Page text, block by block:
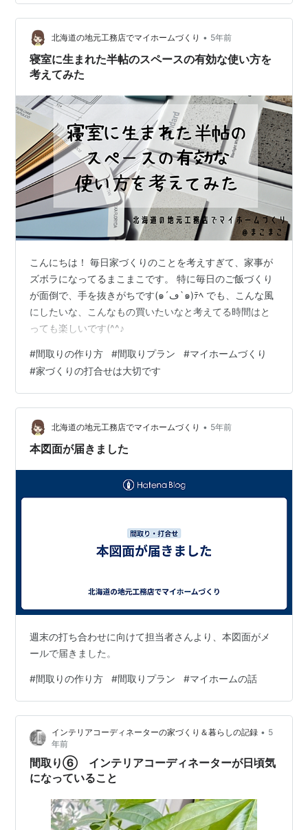
北海道の地元工務店でマイホームづくり • 5年前
寝室に生まれた半帖のスペースの有効な使い方を
考えてみた
こんにちは！ 毎日家づくりのことを考えすぎて、家事が
ズボラになってるまこまこです。 特に毎日のご飯づくり
が面倒で、手を抜きがちです(๑´ڡ`๑)ﾃﾍ でも、こんな風
にしたいな、こんなもの買いたいなと考えてる時間はと
っても楽しいです(^^♪
#間取りの作り方 #間取りプラン #マイホームづくり
#家づくりの打合せは大切です
北海道の地元工務店でマイホームづくり • 5年前
本図面が届きました
週末の打ち合わせに向けて担当者さんより、本図面がメ
ールで届きました。
#間取りの作り方 #間取りプラン #マイホームの話
インテリアコーディネーターの家づくり＆暮らしの記録 • 5
年前
間取り⑥ インテリアコーディネーターが日頃気
になっていること